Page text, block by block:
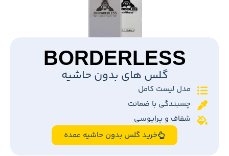
BORDERLESS
گلس های بدون حاشیه
مدل لیست کامل
چسبندگی با ضمانت
شفاف و پرایوسی
خرید گلس بدون حاشیه عمده